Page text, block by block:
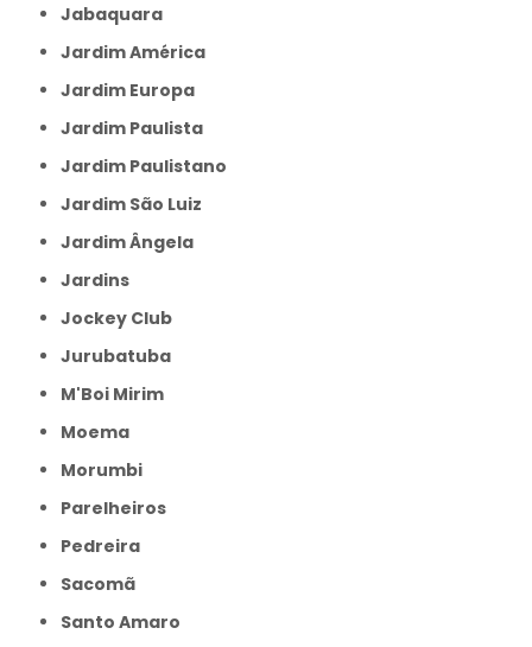
Jabaquara
Jardim América
Jardim Europa
Jardim Paulista
Jardim Paulistano
Jardim São Luiz
Jardim Ângela
Jardins
Jockey Club
Jurubatuba
M'Boi Mirim
Moema
Morumbi
Parelheiros
Pedreira
Sacomã
Santo Amaro